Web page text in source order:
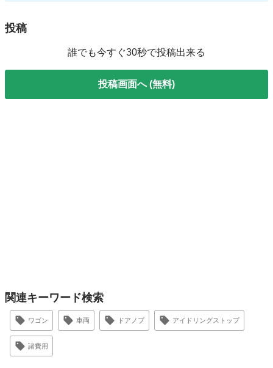
投稿
誰でも今すぐ30秒で投稿出来る
投稿画面へ (無料)
関連キーワード検索
ワゴン 車両 ドアノブ アイドリングストップ
諸費用